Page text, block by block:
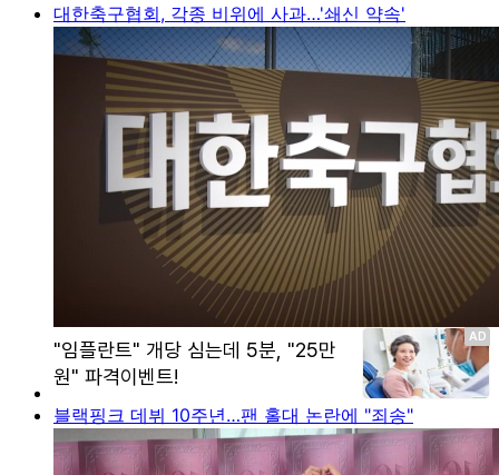
대한축구협회, 각종 비위에 사과…'쇄신 약속'
블랙핑크 데뷔 10주년…팬 홀대 논란에 "죄송"